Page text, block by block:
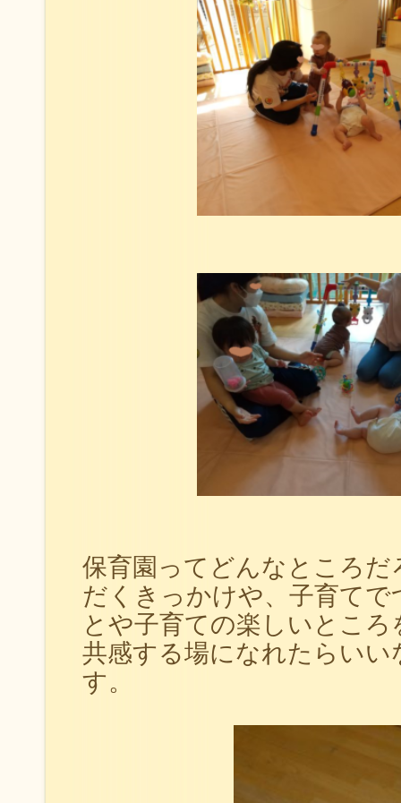
保育園ってどんなところ
だくきっかけや、子育て
とや子育ての楽しいとこ
共感する場になれたらいい
す。